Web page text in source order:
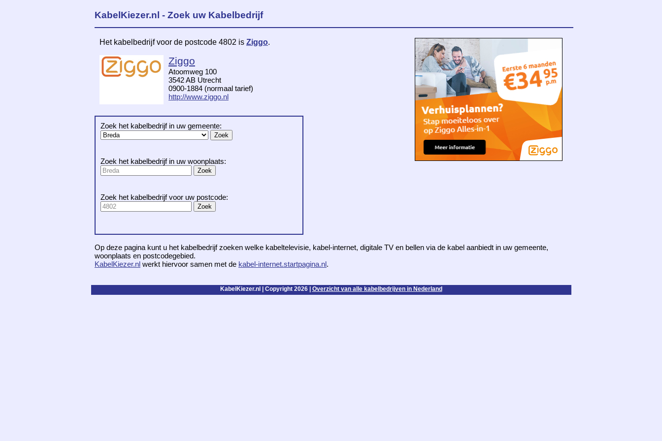
KabelKiezer.nl - Zoek uw Kabelbedrijf
Het kabelbedrijf voor de postcode 4802 is Ziggo.
Ziggo
Atoomweg 100
3542 AB Utrecht
0900-1884 (normaal tarief)
http://www.ziggo.nl
Zoek het kabelbedrijf in uw gemeente:
Zoek het kabelbedrijf in uw woonplaats:
Zoek het kabelbedrijf voor uw postcode:
Op deze pagina kunt u het kabelbedrijf zoeken welke kabeltelevisie, kabel-internet, digitale TV en bellen via de kabel aanbiedt in uw gemeente,
woonplaats en postcodegebied.
KabelKiezer.nl werkt hiervoor samen met de kabel-internet.startpagina.nl.
KabelKiezer.nl | Copyright 2026 | Overzicht van alle kabelbedrijven in Nederland